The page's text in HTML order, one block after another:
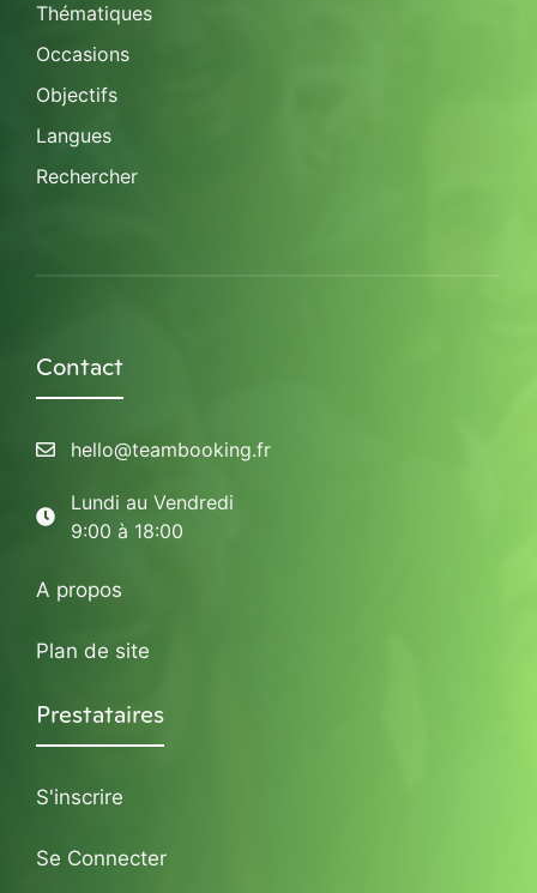
Thématiques
Occasions
Objectifs
Langues
Rechercher
Contact
hello@teambooking.fr
Lundi au Vendredi
9:00 à 18:00
A propos
Plan de site
Prestataires
S'inscrire
Se Connecter